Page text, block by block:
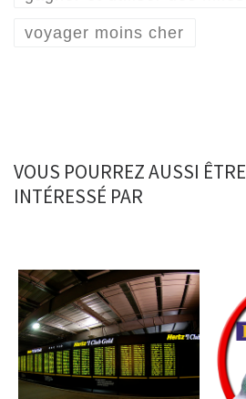
voyager moins cher
VOUS POURREZ AUSSI ÊTRE
INTÉRESSÉ PAR